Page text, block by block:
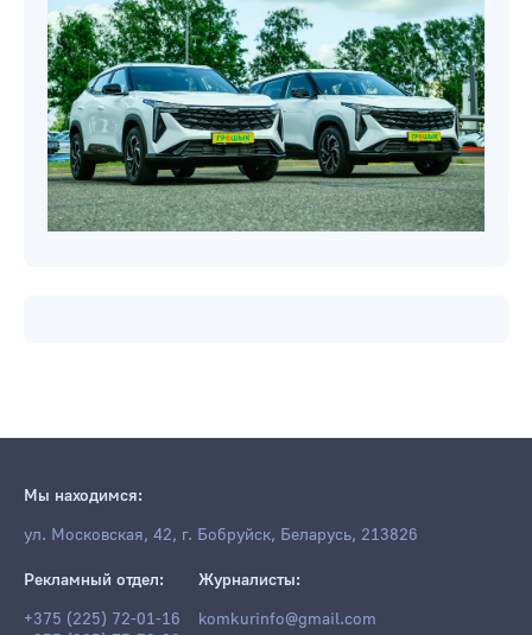
Мы находимся:
ул. Московская, 42, г. Бобруйск, Беларусь, 213826
Рекламный отдел:
+375 (225) 72-01-16
Журналисты:
komkurinfo@gmail.com